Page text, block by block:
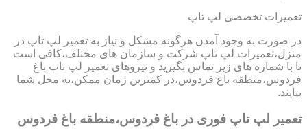
تعمیرات تخصصی لپ تاپ
در صورت به وجود آمدن هرگونه مشکل و نیاز به تعمیر لپ تاپ در
منزل،تعمیرات لپ تاپ شرکت و سازمان های مختلف،کافی است
تا با شماره های زیر تماس بگیرید و نیروهای تعمیر لپ تاب باغ
فردوس،منطقه باغ فردوس،در کمترین زمان ممکن،به محل شما
بیایند.
تعمیر لپ تاپ فوری در باغ فردوس،منطقه باغ فردوس